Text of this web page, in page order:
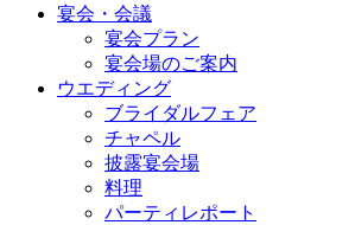
宴会・会議
宴会プラン
宴会場のご案内
ウエディング
ブライダルフェア
チャペル
披露宴会場
料理
パーティレポート